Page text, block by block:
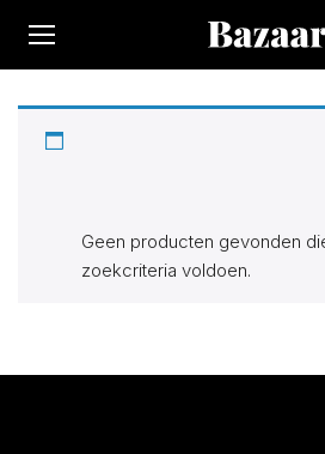
Alle actuele items in de categorie
Geen producten gevonden
zoekcriteria voldoen.